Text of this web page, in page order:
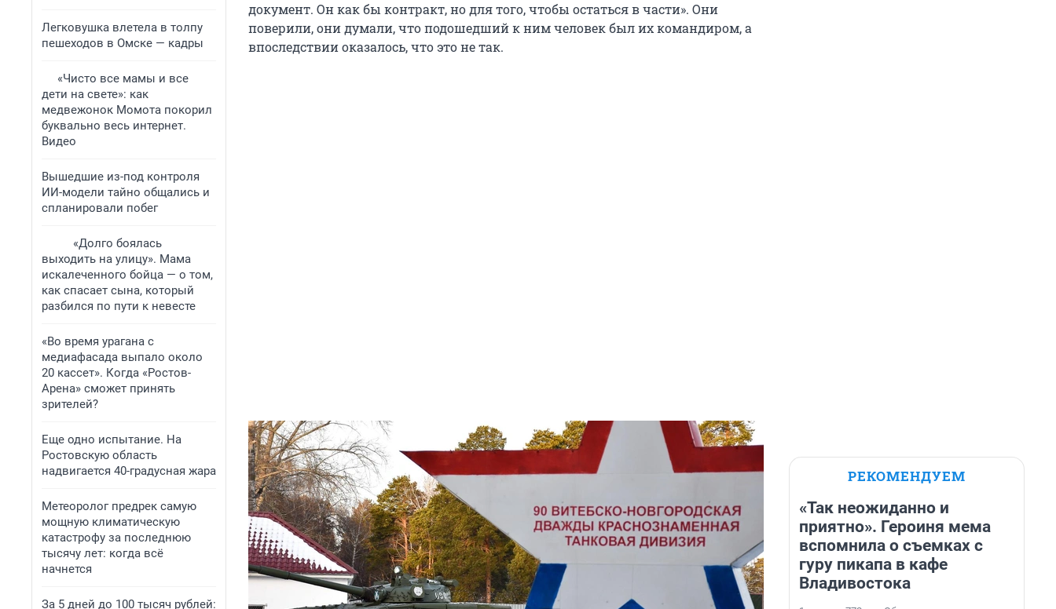
Легковушка влетела в толпу
пешеходов в Омске — кадры
«Чисто все мамы и все
дети на свете»: как
медвежонок Момота покорил
буквально весь интернет.
Видео
Вышедшие из-под контроля
ИИ-модели тайно общались и
спланировали побег
«Долго боялась
выходить на улицу». Мама
искалеченного бойца — о том,
как спасает сына, который
разбился по пути к невесте
«Во время урагана с
медиафасада выпало около
20 кассет». Когда «Ростов-
Арена» сможет принять
зрителей?
Еще одно испытание. На
Ростовскую область
надвигается 40-градусная жара
Метеоролог предрек самую
мощную климатическую
катастрофу за последнюю
тысячу лет: когда всё
начнется
За 5 дней до 100 тысяч рублей:
документ. Он как бы контракт, но для того, чтобы остаться в части». Они
поверили, они думали, что подошедший к ним человек был их командиром, а
впоследствии оказалось, что это не так.
РЕКОМЕНДУЕМ
«Так неожиданно и
приятно». Героиня мема
вспомнила о съемках с
гуру пикапа в кафе
Владивостока